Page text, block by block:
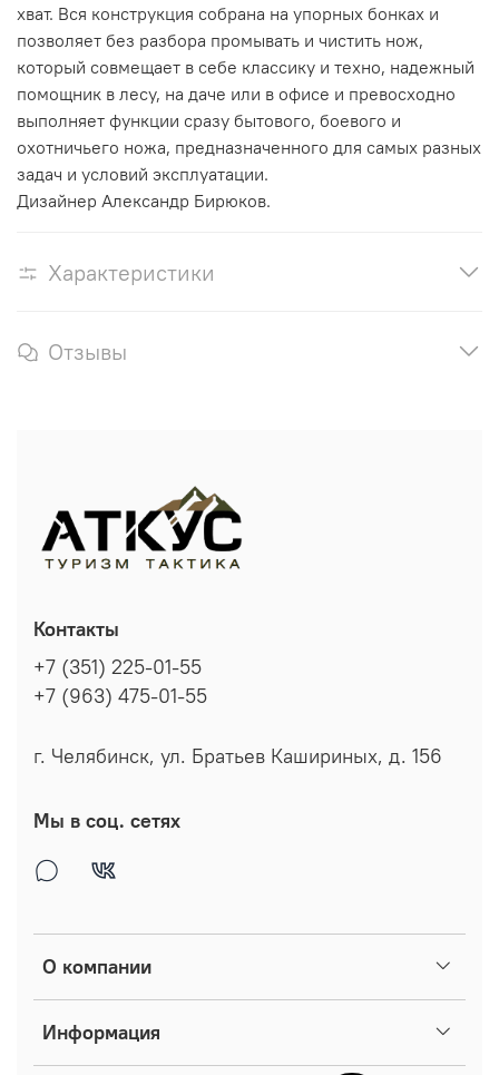
хват. Вся конструкция собрана на упорных бонках и
позволяет без разбора промывать и чистить нож,
который совмещает в себе классику и техно, надежный
помощник в лесу, на даче или в офисе и превосходно
выполняет функции сразу бытового, боевого и
охотничьего ножа, предназначенного для самых разных
задач и условий эксплуатации.
Дизайнер Александр Бирюков.
Характеристики
Отзывы
О компании
Информация
Контакты
+7 (351) 225-01-55
+7 (963) 475-01-55
г. Челябинск, ул. Братьев Кашириных, д. 156
Мы в соц. сетях